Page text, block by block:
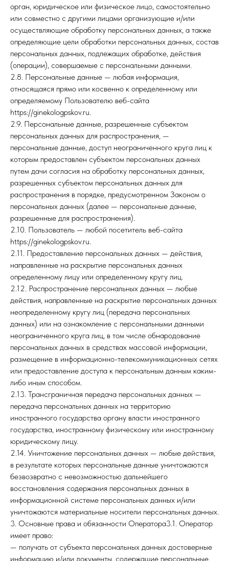
орган, юридическое или физическое лицо, самостоятельно
или совместно с другими лицами организующие и/или
осуществляющие обработку персональных данных, а также
определяющие цели обработки персональных данных, состав
персональных данных, подлежащих обработке, действия
(операции), совершаемые с персональными данными.
2.8. Персональные данные — любая информация,
относящаяся прямо или косвенно к определенному или
определяемому Пользователю веб-сайта
https://ginekologpskov.ru.
2.9. Персональные данные, разрешенные субъектом
персональных данных для распространения, —
персональные данные, доступ неограниченного круга лиц к
которым предоставлен субъектом персональных данных
путем дачи согласия на обработку персональных данных,
разрешенных субъектом персональных данных для
распространения в порядке, предусмотренном Законом о
персональных данных (далее — персональные данные,
разрешенные для распространения).
2.10. Пользователь — любой посетитель веб-сайта
https://ginekologpskov.ru.
2.11. Предоставление персональных данных — действия,
направленные на раскрытие персональных данных
определенному лицу или определенному кругу лиц.
2.12. Распространение персональных данных — любые
действия, направленные на раскрытие персональных данных
неопределенному кругу лиц (передача персональных
данных) или на ознакомление с персональными данными
неограниченного круга лиц, в том числе обнародование
персональных данных в средствах массовой информации,
размещение в информационно-телекоммуникационных сетях
или предоставление доступа к персональным данным каким-
либо иным способом.
2.13. Трансграничная передача персональных данных —
передача персональных данных на территорию
иностранного государства органу власти иностранного
государства, иностранному физическому или иностранному
юридическому лицу.
2.14. Уничтожение персональных данных — любые действия,
в результате которых персональные данные уничтожаются
безвозвратно с невозможностью дальнейшего
восстановления содержания персональных данных в
информационной системе персональных данных и/или
уничтожаются материальные носители персональных данных.
3. Основные права и обязанности Оператора3.1. Оператор
имеет право:
— получать от субъекта персональных данных достоверные
информацию и/или документы, содержащие персональные